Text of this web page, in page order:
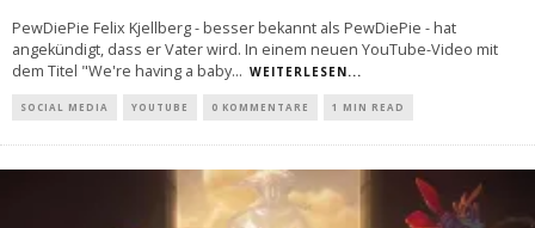
PewDiePie Felix Kjellberg - besser bekannt als PewDiePie - hat
angekündigt, dass er Vater wird. In einem neuen YouTube-Video mit
dem Titel "We're having a baby... WEITERLESEN...
SOCIAL MEDIA YOUTUBE 0 KOMMENTARE 1 MIN READ